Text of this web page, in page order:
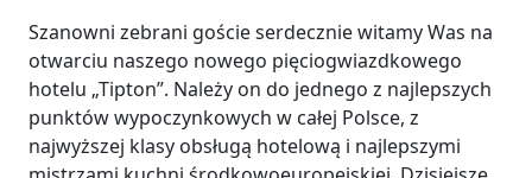
Szanowni zebrani goście serdecznie witamy Was na
otwarciu naszego nowego pięciogwiazdkowego
hotelu „Tipton”. Należy on do jednego z najlepszych
punktów wypoczynkowych w całej Polsce, z
najwyższej klasy obsługą hotelową i najlepszymi